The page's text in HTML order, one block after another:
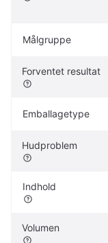
Målgruppe
Forventet resultat
Emballagetype
Hudproblem
Indhold
Volumen